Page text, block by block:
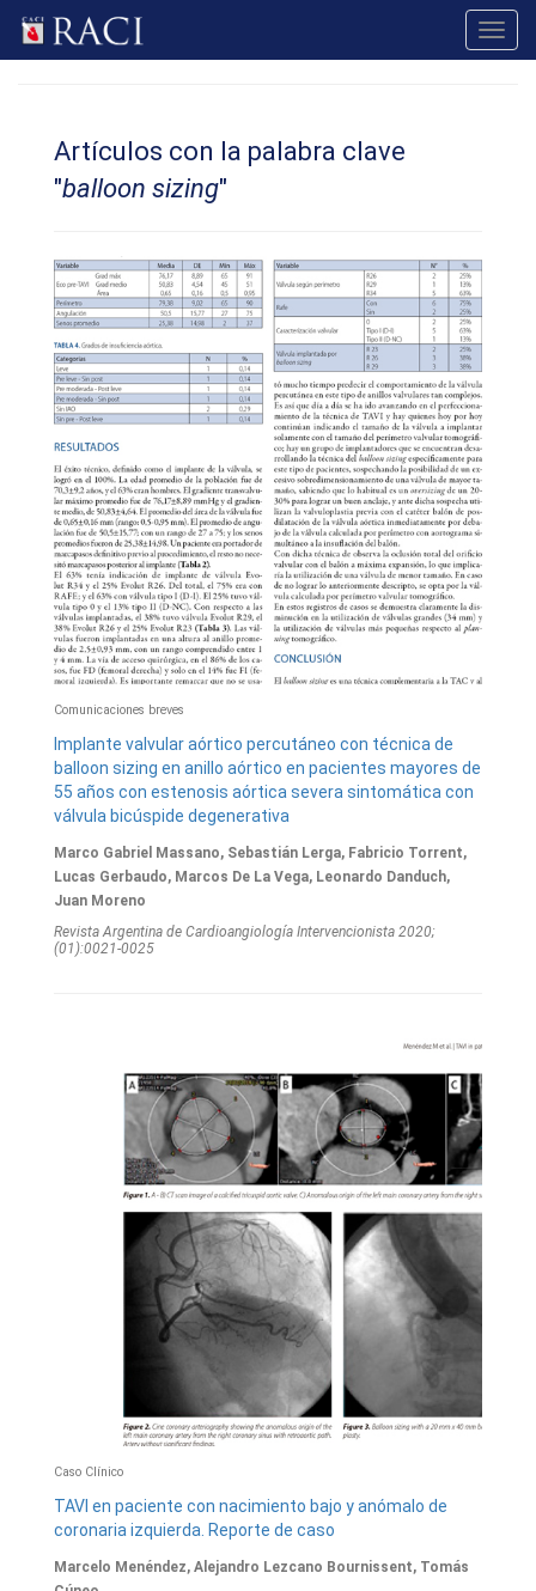
Artículos con la palabra clave
"balloon sizing"
Comunicaciones breves
Implante valvular aórtico percutáneo con técnica de
balloon sizing en anillo aórtico en pacientes mayores de
55 años con estenosis aórtica severa sintomática con
válvula bicúspide degenerativa
Marco Gabriel Massano, Sebastián Lerga, Fabricio Torrent,
Lucas Gerbaudo, Marcos De La Vega, Leonardo Danduch,
Juan Moreno
Revista Argentina de Cardioangiologí­a Intervencionista 2020;
(01):0021-0025
Caso Clínico
TAVI en paciente con nacimiento bajo y anómalo de
coronaria izquierda. Reporte de caso
Marcelo Menéndez, Alejandro Lezcano Bournissent, Tomás